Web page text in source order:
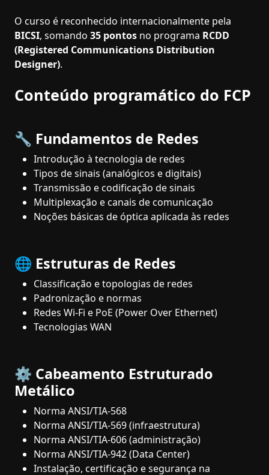
O curso é reconhecido internacionalmente pela
BICSI, somando 35 pontos no programa RCDD
(Registered Communications Distribution
Designer).
Conteúdo programático do FCP
🔧 Fundamentos de Redes
Introdução à tecnologia de redes
Tipos de sinais (analógicos e digitais)
Transmissão e codificação de sinais
Multiplexação e canais de comunicação
Noções básicas de óptica aplicada às redes
🌐 Estruturas de Redes
Classificação e topologias de redes
Padronização e normas
Redes Wi-Fi e PoE (Power Over Ethernet)
Tecnologias WAN
⚙️ Cabeamento Estruturado
Metálico
Norma ANSI/TIA-568
Norma ANSI/TIA-569 (infraestrutura)
Norma ANSI/TIA-606 (administração)
Norma ANSI/TIA-942 (Data Center)
Instalação, certificação e segurança na